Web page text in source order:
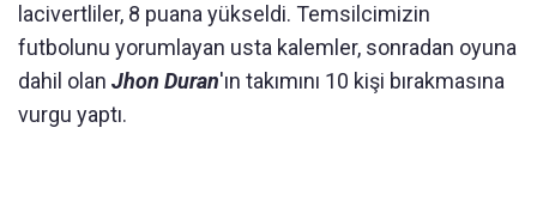
lacivertliler, 8 puana yükseldi. Temsilcimizin
futbolunu yorumlayan usta kalemler, sonradan oyuna
dahil olan Jhon Duran'ın takımını 10 kişi bırakmasına
vurgu yaptı.